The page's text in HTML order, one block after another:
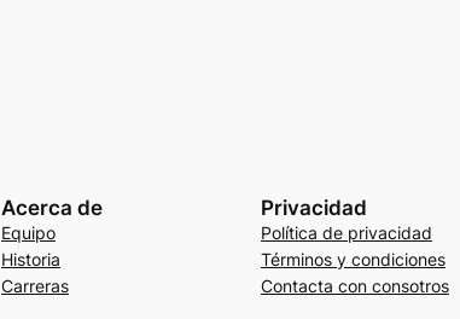
Acerca de
Equipo
Historia
Carreras
Privacidad
Política de privacidad
Términos y condiciones
Contacta con consotros